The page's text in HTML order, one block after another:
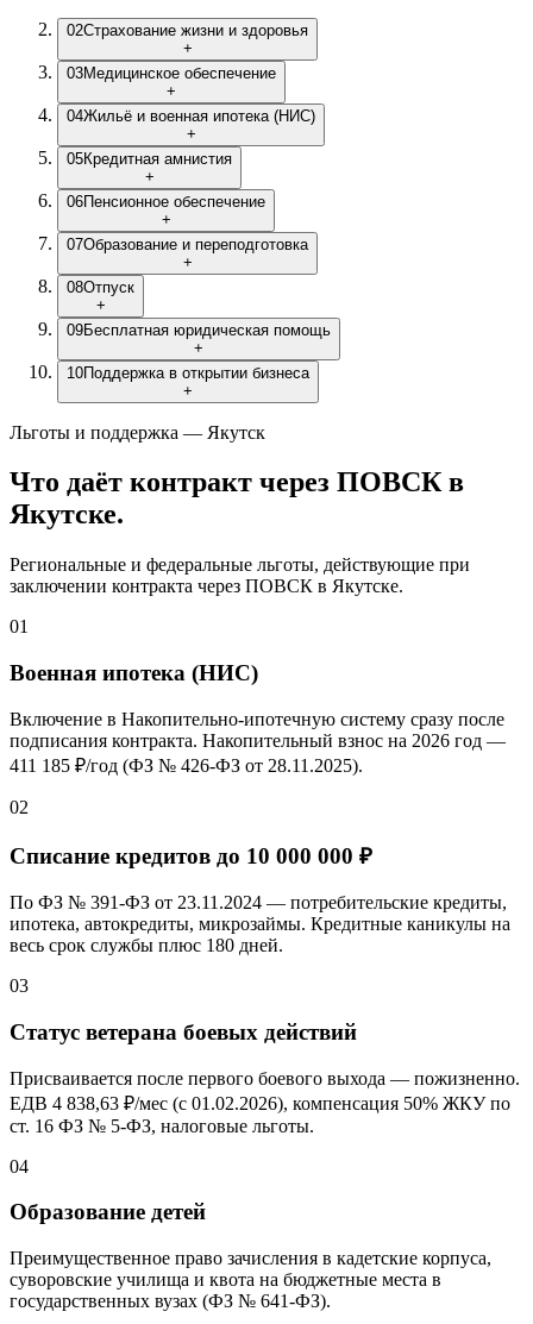
02Страхование жизни и здоровья
+
03Медицинское обеспечение
+
04Жильё и военная ипотека (НИС)
+
05Кредитная амнистия
+
06Пенсионное обеспечение
+
07Образование и переподготовка
+
08Отпуск
+
09Бесплатная юридическая помощь
+
10Поддержка в открытии бизнеса
+
Льготы и поддержка — Якутск
Что даёт контракт через ПОВСКв
Якутске.
Региональные и федеральные льготы, действующие при
заключении контракта через ПОВСК в Якутске.
01
Военная ипотека (НИС)
Включение в Накопительно-ипотечную систему сразу после
подписания контракта. Накопительный взнос на 2026 год —
411 185 ₽/год (ФЗ № 426-ФЗ от 28.11.2025).
02
Списание кредитов до 10 000 000 ₽
По ФЗ № 391-ФЗ от 23.11.2024 — потребительские кредиты,
ипотека, автокредиты, микрозаймы. Кредитные каникулы на
весь срок службы плюс 180 дней.
03
Статус ветерана боевых действий
Присваивается после первого боевого выхода — пожизненно.
ЕДВ 4 838,63 ₽/мес (с 01.02.2026), компенсация 50% ЖКУ по
ст. 16 ФЗ № 5-ФЗ, налоговые льготы.
04
Образование детей
Преимущественное право зачисления в кадетские корпуса,
суворовские училища и квота на бюджетные места в
государственных вузах (ФЗ № 641-ФЗ).